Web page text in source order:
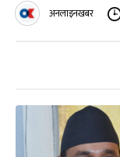
अनलाइनखबर